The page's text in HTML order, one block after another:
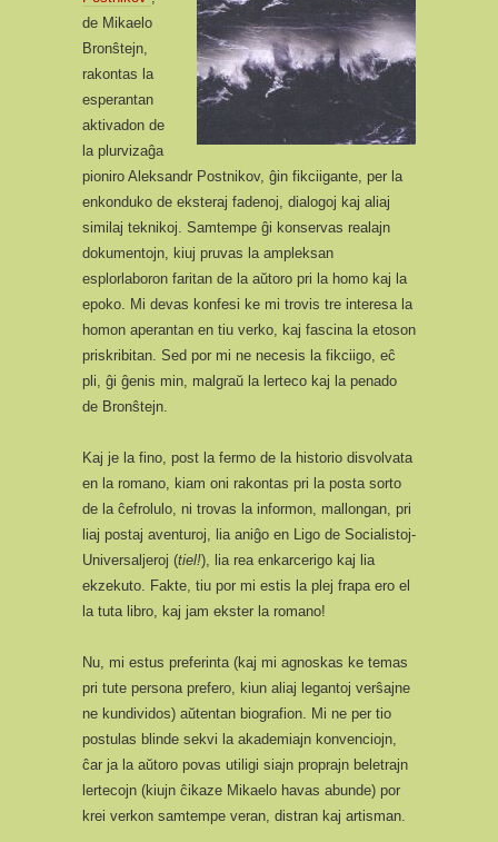
de Mikaelo
Bronŝtejn,
rakontas la
esperantan
aktivadon de
la plurvizaĝa
pioniro Aleksandr Postnikov, ĝin fikciigante, per la
enkonduko de eksteraj fadenoj, dialogoj kaj aliaj
similaj teknikoj. Samtempe ĝi konservas realajn
dokumentojn, kiuj pruvas la ampleksan
esplorlaboron faritan de la aŭtoro pri la homo kaj la
epoko. Mi devas konfesi ke mi trovis tre interesa la
homon aperantan en tiu verko, kaj fascina la etoson
priskribitan. Sed por mi ne necesis la fikciigo, eĉ
pli, ĝi ĝenis min, malgraŭ la lerteco kaj la penado
de Bronŝtejn.
Kaj je la fino, post la fermo de la historio disvolvata
en la romano, kiam oni rakontas pri la posta sorto
de la ĉefrolulo, ni trovas la informon, mallongan, pri
liaj postaj aventuroj, lia aniĝo en Ligo de Socialistoj-
Universaljeroj (tiel!), lia rea enkarcerigo kaj lia
ekzekuto. Fakte, tiu por mi estis la plej frapa ero el
la tuta libro, kaj jam ekster la romano!
Nu, mi estus preferinta (kaj mi agnoskas ke temas
pri tute persona prefero, kiun aliaj legantoj verŝajne
ne kundividos) aŭtentan biografion. Mi ne per tio
postulas blinde sekvi la akademiajn konvenciojn,
ĉar ja la aŭtoro povas utiligi siajn proprajn beletrajn
lertecojn (kiujn ĉikaze Mikaelo havas abunde) por
krei verkon samtempe veran, distran kaj artisman.